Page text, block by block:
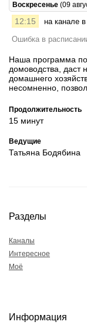
Воскресенье (09
12:15
на канале
Ошибка в
Наша программа
домоводства, даст
домашнего
несомненно,
Продолжительность
15 минут
Ведущие
Татьяна Бодябина
Разделы
Каналы
Интересное
Моё
Информация